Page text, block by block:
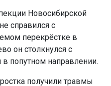
Новосибирской
справился с
перекрёстке в
он столкнулся с
попутном направлении.
получили травмы